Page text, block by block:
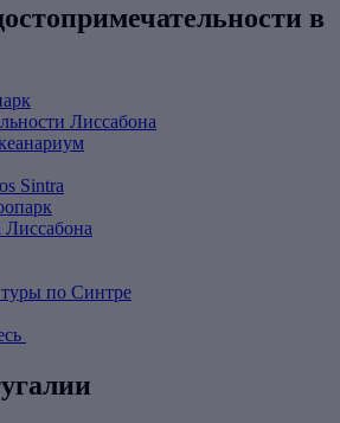
в
Лиссабона
Sintra
Лиссабона
по Синтре